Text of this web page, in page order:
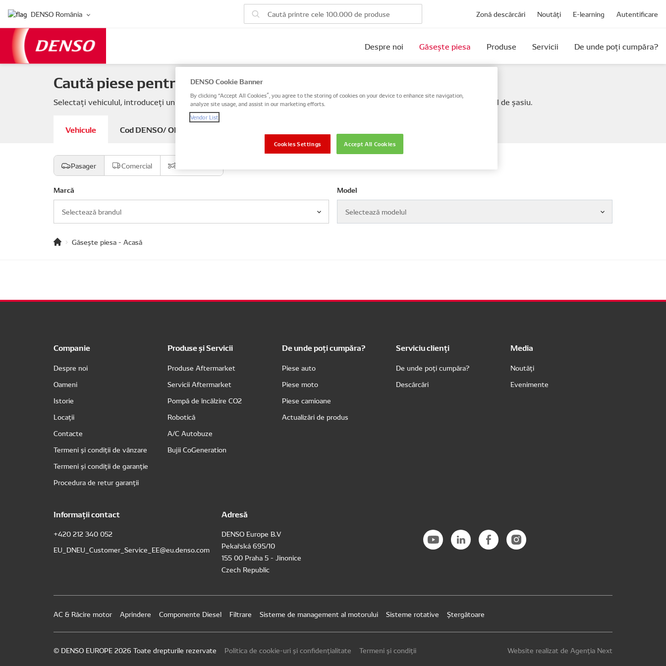
DENSO România Zonă descărcări Noutăți E-learning Autentificare
Despre noi Găsește piesa Produse Servicii De unde poți cumpăra?
Caută piese pentru vehiculul tău
Selectați vehiculul, introduceți un cod DENSO sau OE sau căutați după numărul de identificare al vehiculului (VIN) / numărul de șasiu.
Vehicule Cod DENSO/ OE
Pasager Comercial
Marcă
Selectează brandul
Model
Selectează modelul
Găsește piesa - Acasă
Companie
Despre noi
Oameni
Istorie
Locații
Contacte
Termeni și condiții de vânzare
Termeni și condiții de garanție
Procedura de retur garanții
Produse și Servicii
Produse Aftermarket
Servicii Aftermarket
Pompă de încălzire CO2
Robotică
A/C Autobuze
Bujii CoGeneration
De unde poți cumpăra?
Piese auto
Piese moto
Piese camioane
Actualizări de produs
Serviciu clienți
De unde poți cumpăra?
Descărcări
Media
Noutăți
Evenimente
Informații contact
+420 212 340 052
EU_DNEU_Customer_Service_EE@eu.denso.com
Adresă
DENSO Europe B.V
Pekařská 695/10
155 00 Praha 5 - Jinonice
Czech Republic
AC & Răcire motor Aprindere Componente Diesel Filtrare Sisteme de management al motorului Sisteme rotative Ștergătoare
© DENSO EUROPE 2026 Toate drepturile rezervate Politica de cookie-uri și confidențialitate Termeni și condiții Website realizat de Agenția Next
DENSO Cookie Banner
By clicking “Accept All Cookies”, you agree to the storing of cookies on your device to enhance site navigation,
analyze site usage, and assist in our marketing efforts.
Vendor List
Accept All Cookies
Cookies Settings